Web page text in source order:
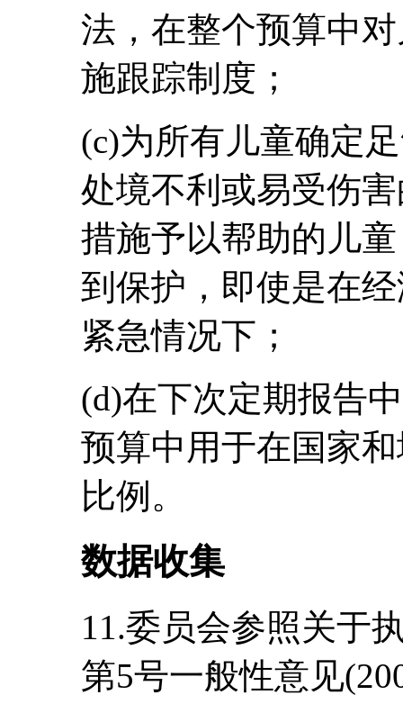
法，在整个预算中
施跟踪制度；
(c)为所有儿童确定
处境不利或易受伤
措施予以帮助的儿
到保护，即使是在
紧急情况下；
(d)在下次定期报告
预算中用于在国家
比例。
数据收集
11.委员会参照关于
第5号一般性意见